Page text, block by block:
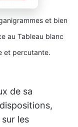
et bien
au Tableau blanc
et percutante.
de sa
les